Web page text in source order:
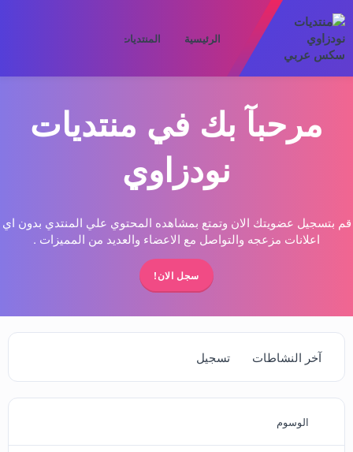
الرئيسية المنتديات
مرحبآ بك في منتديات
نودزاوي
قم بتسجيل عضويتك الان وتمتع بمشاهده المحتوي علي المنتدي بدون اي
اعلانات مزعجه والتواصل مع الاعضاء والعديد من المميزات .
سجل الان!
آخر النشاطات تسجيل
الوسوم